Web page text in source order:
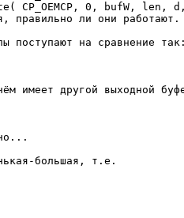
правильно ли они работают.
поступают на сравнение
имеет другой выходной
большая, т.е.